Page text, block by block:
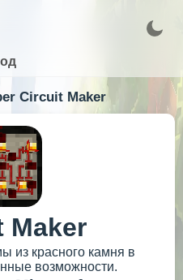
Circuit Maker
Maker
из красного камня в
возможности.